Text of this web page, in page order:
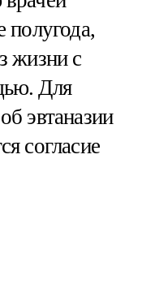
полугода,
жизни с
Для
эвтаназии
согласие